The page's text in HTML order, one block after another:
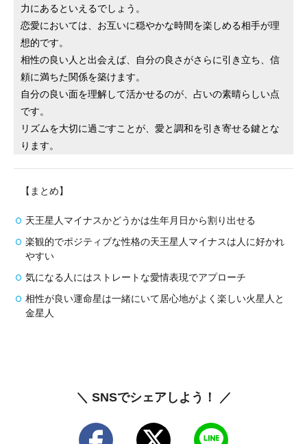
力にあるといえるでしょう。
恋愛においては、お互いに穏やかな時間を楽しめる相手が理
想的です。
相性の良い人と出会えば、自分の良さがさらに引き立ち、信
頼に満ちた関係を築けます。
自分の良い面を理解して活かせるのが、占いの素晴らしい点
です。
リズムを大切に過ごすことが、愛と調和を引き寄せる鍵とな
ります。
【まとめ】
天王星人マイナスかどうかは生年月日から割り出せる
楽観的でポジティブな性格の天王星人マイナスは人に好かれ
やすい
気になる人にはストレートな愛情表現でアプローチ
相性が良い運命星は一緒にいて居心地がよく楽しい火星人と
金星人
＼ SNSでシェアしよう！ ／